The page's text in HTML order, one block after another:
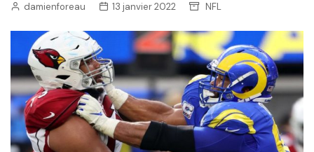
damienforeau 13 janvier 2022 NFL